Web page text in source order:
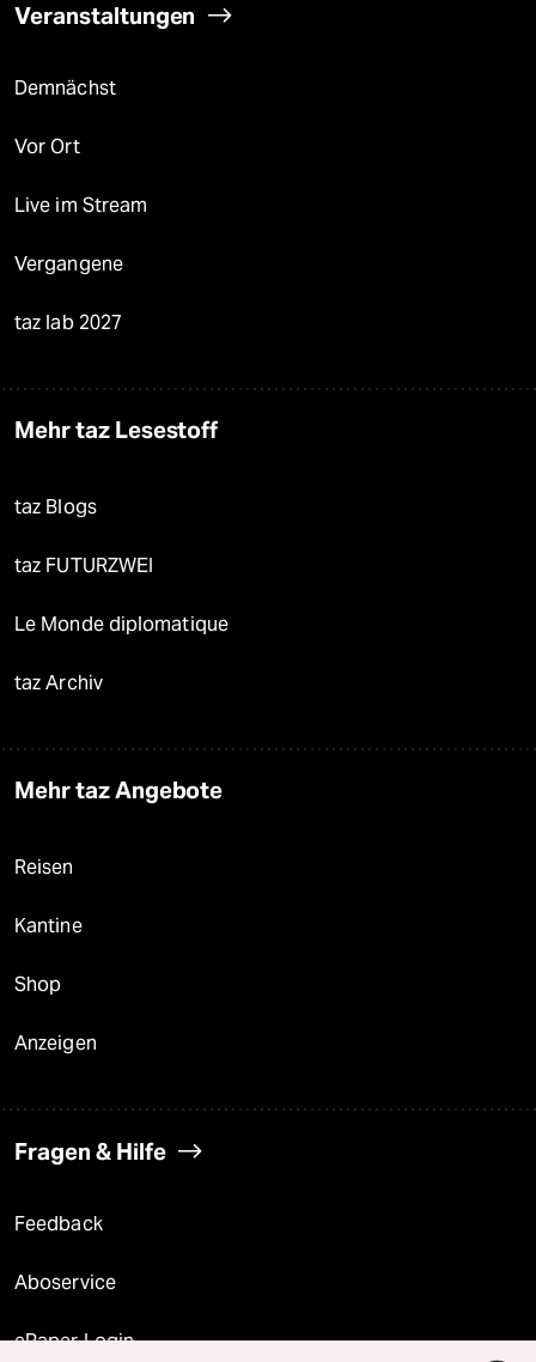
Veranstaltungen
Demnächst
Vor Ort
Live im Stream
Vergangene
taz lab 2027
Mehr taz Lesestoff
taz Blogs
taz FUTURZWEI
Le Monde diplomatique
taz Archiv
Mehr taz Angebote
Reisen
Kantine
Shop
Anzeigen
Fragen & Hilfe
Feedback
Aboservice
ePaper Login